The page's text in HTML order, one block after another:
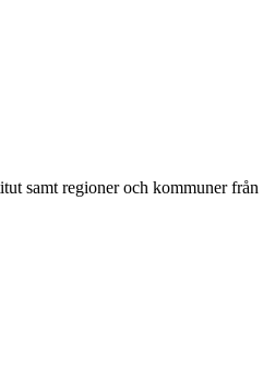
samt regioner och kommuner från